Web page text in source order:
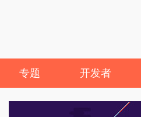
专题 开发者